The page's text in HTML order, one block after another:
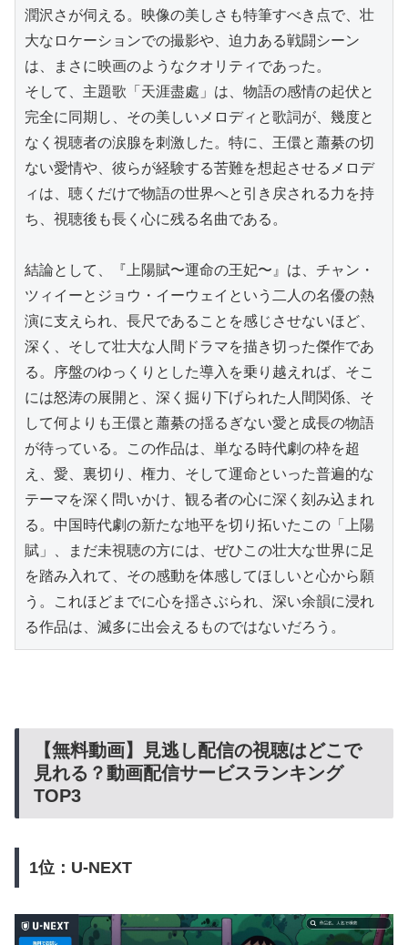
潤沢さが伺える。映像の美しさも特筆すべき点で、壮
大なロケーションでの撮影や、迫力ある戦闘シーン
は、まさに映画のようなクオリティであった。
そして、主題歌「天涯盡處」は、物語の感情の起伏と
完全に同期し、その美しいメロディと歌詞が、幾度と
なく視聴者の涙腺を刺激した。特に、王儇と蕭綦の切
ない愛情や、彼らが経験する苦難を想起させるメロデ
ィは、聴くだけで物語の世界へと引き戻される力を持
ち、視聴後も長く心に残る名曲である。
結論として、『上陽賦〜運命の王妃〜』は、チャン・
ツィイーとジョウ・イーウェイという二人の名優の熱
演に支えられ、長尺であることを感じさせないほど、
深く、そして壮大な人間ドラマを描き切った傑作であ
る。序盤のゆっくりとした導入を乗り越えれば、そこ
には怒涛の展開と、深く掘り下げられた人間関係、そ
して何よりも王儇と蕭綦の揺るぎない愛と成長の物語
が待っている。この作品は、単なる時代劇の枠を超
え、愛、裏切り、権力、そして運命といった普遍的な
テーマを深く問いかけ、観る者の心に深く刻み込まれ
る。中国時代劇の新たな地平を切り拓いたこの「上陽
賦」、まだ未視聴の方には、ぜひこの壮大な世界に足
を踏み入れて、その感動を体感してほしいと心から願
う。これほどまでに心を揺さぶられ、深い余韻に浸れ
る作品は、滅多に出会えるものではないだろう。
【無料動画】見逃し配信の視聴はどこで
見れる？動画配信サービスランキング
TOP3
1位：U-NEXT